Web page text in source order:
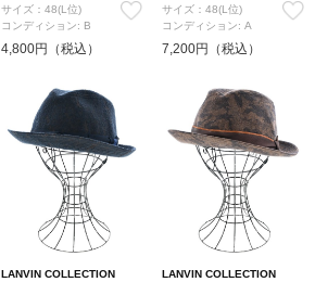
サイズ：48(L位)
コンディション: B
4,800円（税込）
サイズ：48(L位)
コンディション: A
7,200円（税込）
LANVIN COLLECTION
LANVIN COLLECTION